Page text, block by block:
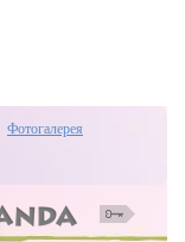
Фотогалерея